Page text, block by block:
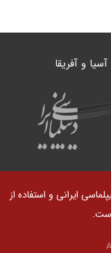
آسیا و آفریقا
ایرانی و استفاده از